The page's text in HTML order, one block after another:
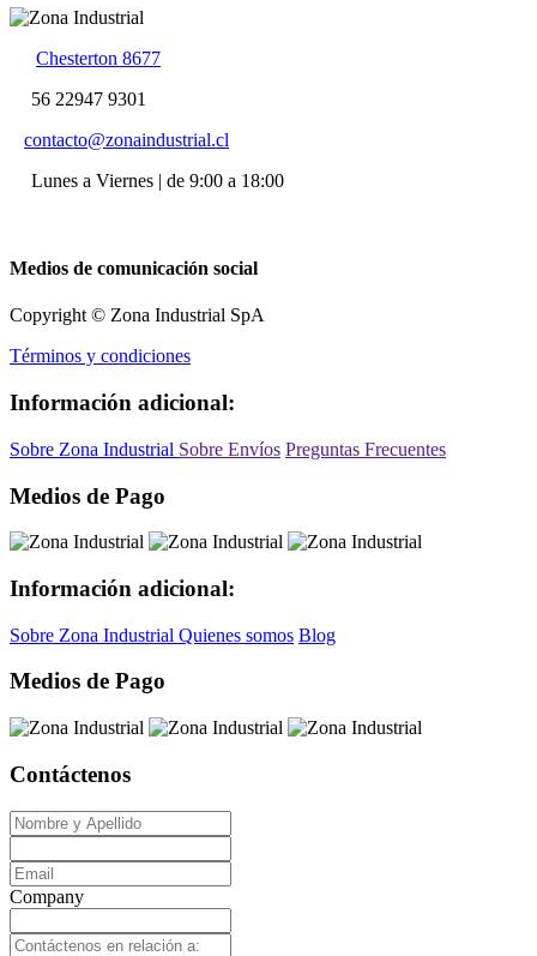
Chesterton 8677
56 22947 9301
contacto@zonaindustrial.cl
Lunes a Viernes | de 9:00 a 18:00
Medios de comunicación social
Copyright © Zona Industrial SpA
Términos y condiciones
Información adicional:
Sobre Zona Industrial Sobre Envíos Preguntas Frecuentes
Medios de Pago
Información adicional:
Sobre Zona Industrial Quienes somos Blog
Medios de Pago
Contáctenos
Company